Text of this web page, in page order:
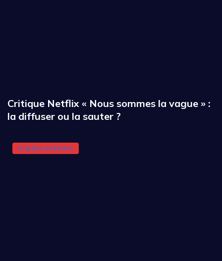
Critique Netflix « Nous sommes la vague » :
la diffuser ou la sauter ?
la grâce mckenna